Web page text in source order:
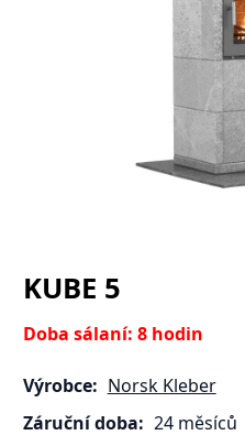
KUBE 5
Doba sálaní: 8 hodin
Výrobce: Norsk Kleber
Záruční doba: 24 měsíců